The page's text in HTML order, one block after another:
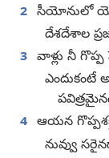
2 సీయోనులో
దేశదేశాల
3 వాళ్లు నీ గొప్ప
ఎందుకంటే
4 ఆయన
నువ్వు